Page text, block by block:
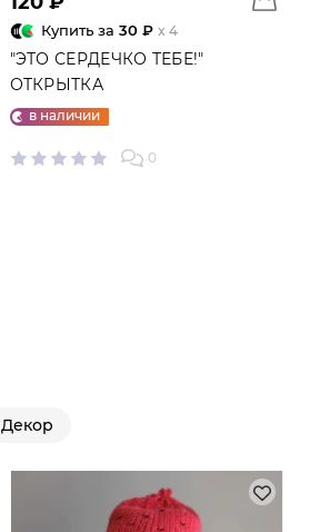
Купить за 30 ₽ x 4
"ЭТО СЕРДЕЧКО ТЕБЕ!"
ОТКРЫТКА
в наличии
0
Декор